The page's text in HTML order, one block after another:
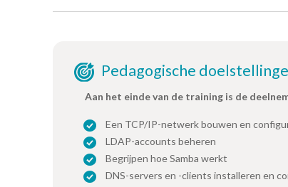
Pedagogische
Aan het einde van de training is de
Een TCP/IP-netwerk bouwen en
LDAP-accounts beheren
Begrijpen hoe Samba werkt
DNS-servers en -clients installeren en